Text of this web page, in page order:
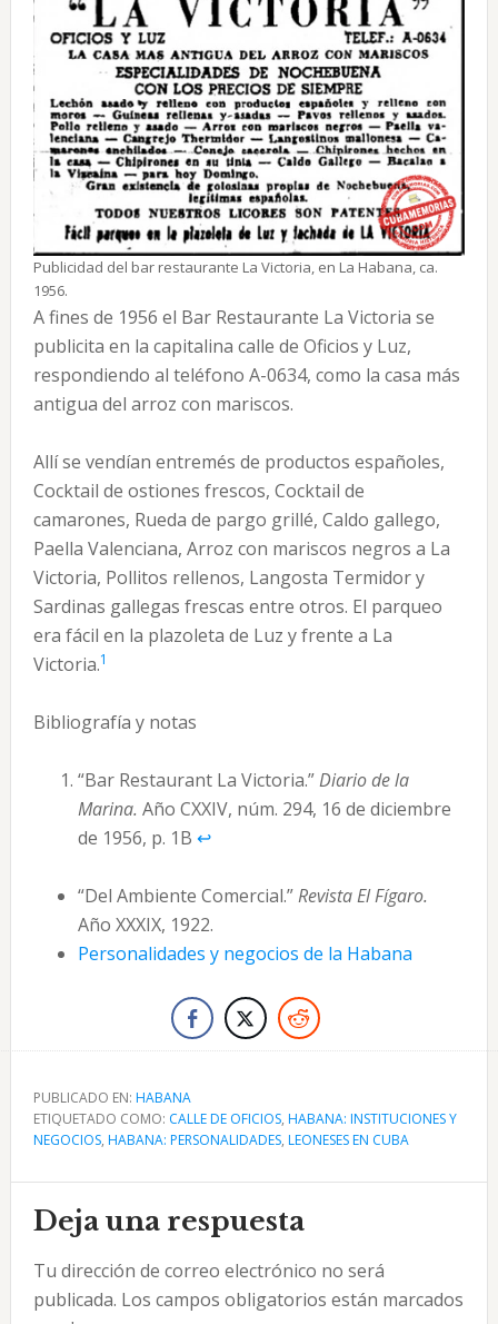
Publicidad del bar restaurante La Victoria, en La Habana, ca.
1956.
A fines de 1956 el Bar Restaurante La Victoria se
publicita en la capitalina calle de Oficios y Luz,
respondiendo al teléfono A-0634, como la casa más
antigua del arroz con mariscos.
Allí se vendían entremés de productos españoles,
Cocktail de ostiones frescos, Cocktail de
camarones, Rueda de pargo grillé, Caldo gallego,
Paella Valenciana, Arroz con mariscos negros a La
Victoria, Pollitos rellenos, Langosta Termidor y
Sardinas gallegas frescas entre otros. El parqueo
era fácil en la plazoleta de Luz y frente a La
Victoria.1
Bibliografía y notas
“Bar Restaurant La Victoria.”Diario de la
Marina. Año CXXIV, núm. 294, 16 de diciembre
de 1956, p. 1B ↩︎
“Del Ambiente Comercial.”Revista El Fígaro.
Año XXXIX, 1922.
Personalidades y negocios de la Habana
PUBLICADO EN: HABANA
ETIQUETADO COMO: CALLE DE OFICIOS, HABANA: INSTITUCIONES Y
NEGOCIOS, HABANA: PERSONALIDADES, LEONESES EN CUBA
Interacciones
con
los
Deja una respuesta
Tu dirección de correo electrónico no será
publicada. Los campos obligatorios están marcados